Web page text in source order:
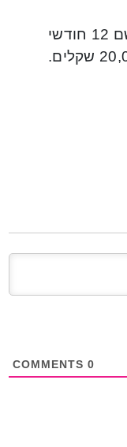
פרט למאסר בפועל, נגזרו על הנאשם 12 חודשי
0